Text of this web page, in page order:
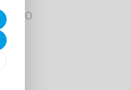
1.000